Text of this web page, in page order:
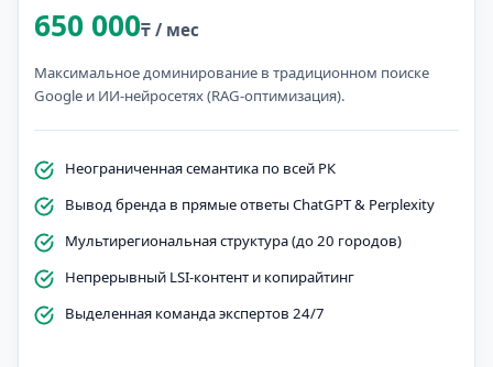
650 000₸ / мес
Максимальное доминирование в традиционном поиске
Google и ИИ-нейросетях (RAG-оптимизация).
Неограниченная семантика по всей РК
Вывод бренда в прямые ответы ChatGPT & Perplexity
Мультирегиональная структура (до 20 городов)
Непрерывный LSI-контент и копирайтинг
Выделенная команда экспертов 24/7